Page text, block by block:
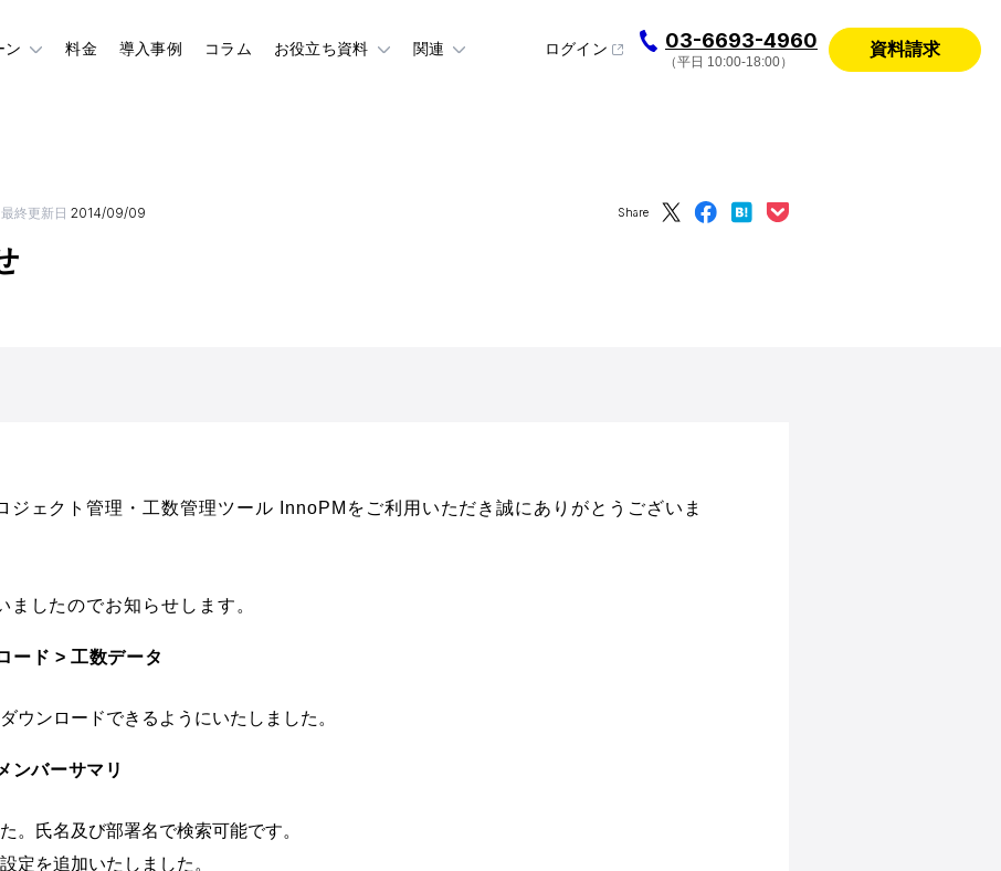
ン 料金 導入事例 コラム お役立ち資料 関連 ログイン 03-6693-4960
（平日 10:00-18:00）
資料請求
最終更新日 2014/09/09 Share
ジェクト管理・工数管理ツール InnoPMをご利用いただき誠にありがとうございま
したのでお知らせします。
ード > 工数データ
ウンロードできるようにいたしました。
ンバーサマリ
。氏名及び部署名で検索可能です。
定を追加いたしました。